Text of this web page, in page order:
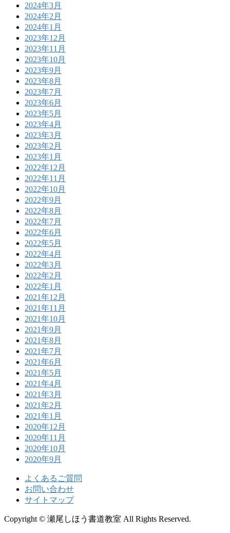
2024年3月
2024年2月
2024年1月
2023年12月
2023年11月
2023年10月
2023年9月
2023年8月
2023年7月
2023年6月
2023年5月
2023年4月
2023年3月
2023年2月
2023年1月
2022年12月
2022年11月
2022年10月
2022年9月
2022年8月
2022年7月
2022年6月
2022年5月
2022年4月
2022年3月
2022年2月
2022年1月
2021年12月
2021年11月
2021年10月
2021年9月
2021年8月
2021年7月
2021年6月
2021年5月
2021年4月
2021年3月
2021年2月
2021年1月
2020年12月
2020年11月
2020年10月
2020年9月
よくあるご質問
お問い合わせ
サイトマップ
Copyright © 瀬尾しほう書道教室 All Rights Reserved.